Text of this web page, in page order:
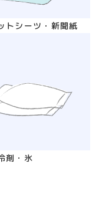
トシーツ・新聞紙
剤・氷